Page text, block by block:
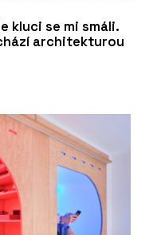
kluci se mi smáli.
architekturou